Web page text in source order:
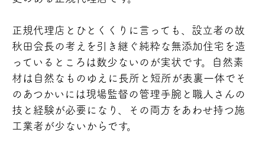
正規代理店とひとくくりに言っても、設立者の故
秋田会長の考えを引き継ぐ純粋な無添加住宅を造
っているところは数少ないのが実状です。自然素
材は自然なものゆえに長所と短所が表裏一体でそ
のあつかいには現場監督の管理手腕と職人さんの
技と経験が必要になり、その両方をあわせ持つ施
工業者が少ないからです。